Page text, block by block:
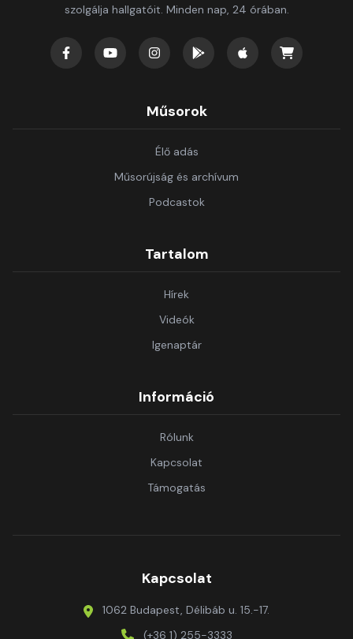
szolgálja hallgatóit. Minden nap, 24 órában.
Műsorok
Élő adás
Műsorújság és archívum
Podcastok
Tartalom
Hírek
Videók
Igenaptár
Információ
Rólunk
Kapcsolat
Támogatás
Kapcsolat
1062 Budapest, Délibáb u. 15.-17.
(+36 1) 255-3333